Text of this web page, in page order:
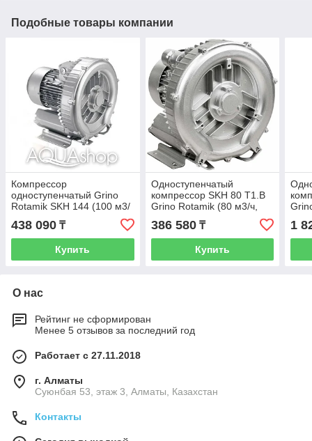
Подобные товары компании
Компрессор
одноступенчатый Grino
Rotamik SKH 144 (100 м3/
438 090 ₸
Купить
Одноступенчатый
компрессор SKH 80 Т1.B
Grino Rotamik (80 м3/ч,
386 580₸
Купить
1
О нас
Рейтинг не сформирован
Менее 5 отзывов за последний год
Работает с 27.11.2018
г. Алматы
Суюнбая 53, этаж 3, Алматы, Казахстан
Контакты